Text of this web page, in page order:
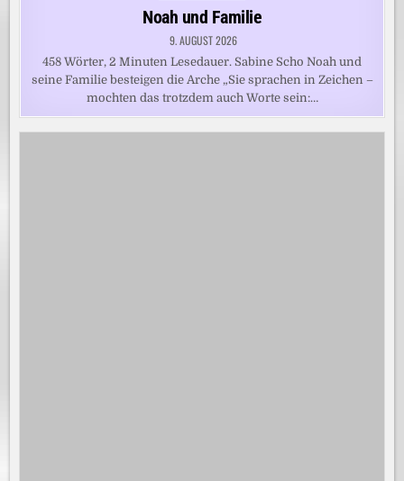
Noah und Familie
9. AUGUST 2026
458 Wörter, 2 Minuten Lesedauer. Sabine Scho Noah und
seine Familie besteigen die Arche „Sie sprachen in Zeichen –
mochten das trotzdem auch Worte sein:…